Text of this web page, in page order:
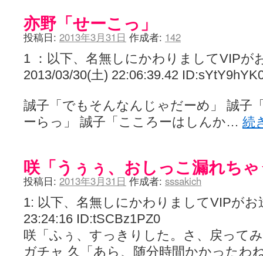
亦野「せーこっ」
投稿日: 2013年3月31日 作成者: 142
1 ：以下、名無しにかわりましてVIPが
2013/03/30(土) 22:06:39.42
誠子「でもそんなんじゃだーめ」 誠子
ーらっ」 誠子「こころーはしんか… 続
咲「うぅぅ、おしっこ漏れち
投稿日: 2013年3月31日 作成者: sssakich
1: 以下、名無しにかわりましてVIPがお
23:24:16 ID:tSCBz1PZ0
咲「ふぅ、すっきりした。さ、戻って
ガチャ 久「あら、随分時間かかったわ